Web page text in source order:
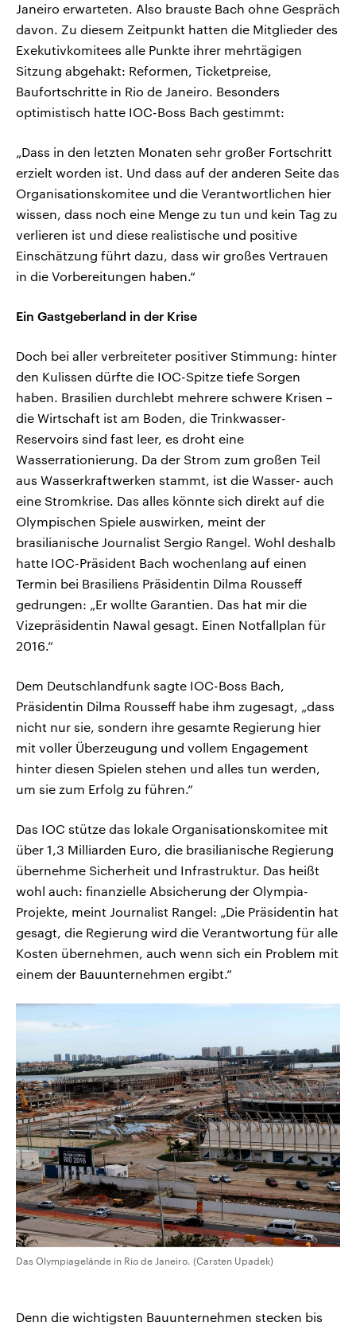
Janeiro erwarteten. Also brauste Bach ohne Gespräch
davon. Zu diesem Zeitpunkt hatten die Mitglieder des
Exekutivkomitees alle Punkte ihrer mehrtägigen
Sitzung abgehakt: Reformen, Ticketpreise,
Baufortschritte in Rio de Janeiro. Besonders
optimistisch hatte IOC-Boss Bach gestimmt:
„Dass in den letzten Monaten sehr großer Fortschritt
erzielt worden ist. Und dass auf der anderen Seite das
Organisationskomitee und die Verantwortlichen hier
wissen, dass noch eine Menge zu tun und kein Tag zu
verlieren ist und diese realistische und positive
Einschätzung führt dazu, dass wir großes Vertrauen
in die Vorbereitungen haben.“
Ein Gastgeberland in der Krise
Doch bei aller verbreiteter positiver Stimmung: hinter
den Kulissen dürfte die IOC-Spitze tiefe Sorgen
haben. Brasilien durchlebt mehrere schwere Krisen –
die Wirtschaft ist am Boden, die Trinkwasser-
Reservoirs sind fast leer, es droht eine
Wasserrationierung. Da der Strom zum großen Teil
aus Wasserkraftwerken stammt, ist die Wasser- auch
eine Stromkrise. Das alles könnte sich direkt auf die
Olympischen Spiele auswirken, meint der
brasilianische Journalist Sergio Rangel. Wohl deshalb
hatte IOC-Präsident Bach wochenlang auf einen
Termin bei Brasiliens Präsidentin Dilma Rousseff
gedrungen: „Er wollte Garantien. Das hat mir die
Vizepräsidentin Nawal gesagt. Einen Notfallplan für
2016.“
Dem Deutschlandfunk sagte IOC-Boss Bach,
Präsidentin Dilma Rousseff habe ihm zugesagt, „dass
nicht nur sie, sondern ihre gesamte Regierung hier
mit voller Überzeugung und vollem Engagement
hinter diesen Spielen stehen und alles tun werden,
um sie zum Erfolg zu führen.“
Das IOC stütze das lokale Organisationskomitee mit
über 1,3 Milliarden Euro, die brasilianische Regierung
übernehme Sicherheit und Infrastruktur. Das heißt
wohl auch: finanzielle Absicherung der Olympia-
Projekte, meint Journalist Rangel: „Die Präsidentin hat
gesagt, die Regierung wird die Verantwortung für alle
Kosten übernehmen, auch wenn sich ein Problem mit
einem der Bauunternehmen ergibt.“
Das Olympiagelände in Rio de Janeiro. (Carsten Upadek)
Denn die wichtigsten Bauunternehmen stecken bis